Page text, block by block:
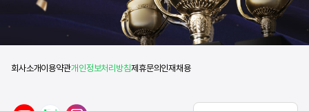
회사소개이용약관개인정보처리방침제휴문의 인재채용
n